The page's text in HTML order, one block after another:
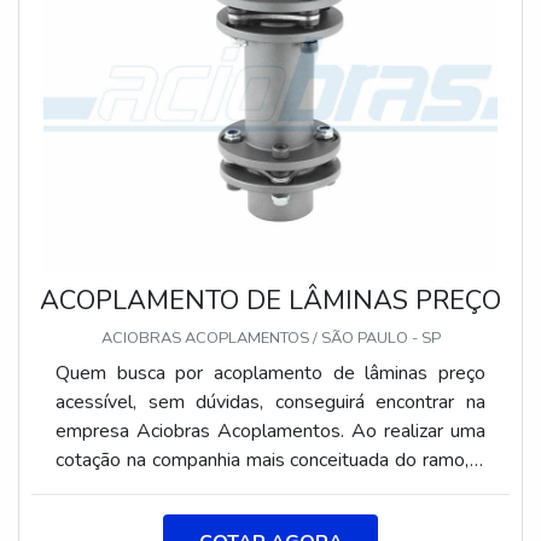
ACOPLAMENTO DE LÂMINAS PREÇO
ACIOBRAS ACOPLAMENTOS / SÃO PAULO - SP
Quem busca por acoplamento de lâminas preço
acessível, sem dúvidas, conseguirá encontrar na
empresa Aciobras Acoplamentos. Ao realizar uma
cotação na companhia mais conceituada do ramo, o
cliente descobre a maior referência em bom
atendimento.ACOPLAMENTO DE LÂMINAS